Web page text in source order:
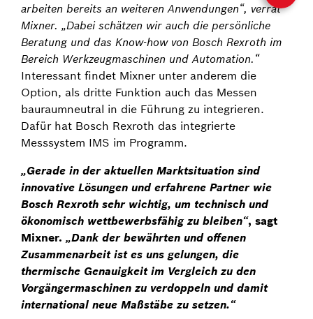
arbeiten bereits an weiteren Anwendungen“, verrät
Mixner. „Dabei schätzen wir auch die persönliche
Beratung und das Know-how von Bosch Rexroth im
Bereich Werkzeugmaschinen und Automation.“
Interessant findet Mixner unter anderem die
Option, als dritte Funktion auch das Messen
bauraumneutral in die Führung zu integrieren.
Dafür hat Bosch Rexroth das integrierte
Messsystem IMS im Programm.
„Gerade in der aktuellen Marktsituation sind
innovative Lösungen und erfahrene Partner wie
Bosch Rexroth sehr wichtig, um technisch und
ökonomisch wettbewerbsfähig zu bleiben“, sagt
Mixner. „Dank der bewährten und offenen
Zusammenarbeit ist es uns gelungen, die
thermische Genauigkeit im Vergleich zu den
Vorgängermaschinen zu verdoppeln und damit
international neue Maßstäbe zu setzen.“